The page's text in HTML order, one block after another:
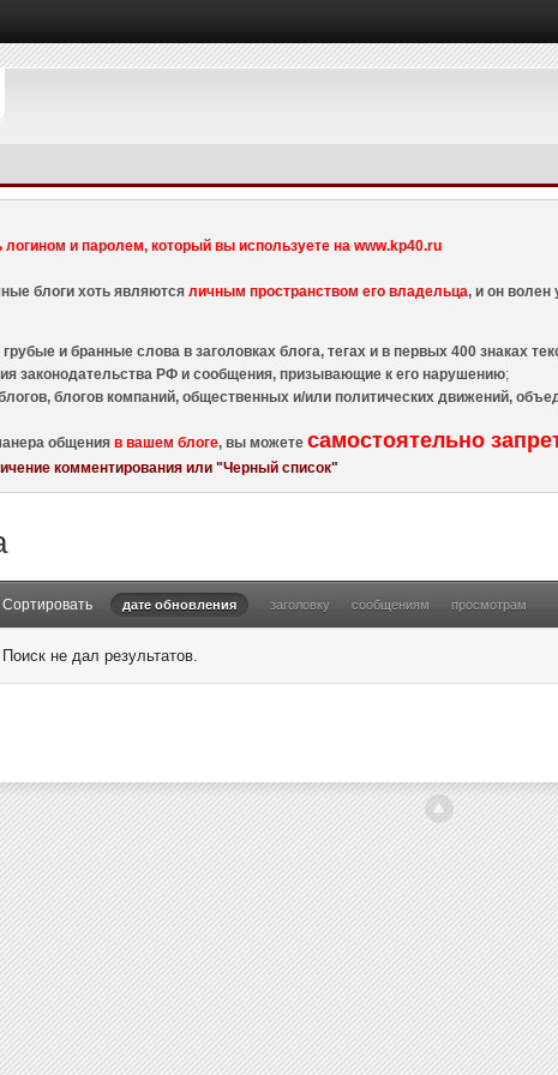
и паролем, который вы используете на www.kp40.ru
блоги хоть являютсяличным пространством его владельца, и он
и бранные слова в заголовках блога, тегах и в первых 400 знаках
законодательства РФ и сообщения, призывающие к его нарушению;
блогов компаний, общественных и/или политических движений,
общенияв вашем блоге, вы можетесамостоятельно
комментирования или "Черный список"
Сортировать дате обновления заголовку сообщениям просмотрам
Поиск не дал результатов.